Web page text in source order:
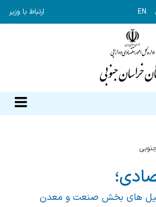
EN ارتباط با وزیر
های بخش صنعت و معدن